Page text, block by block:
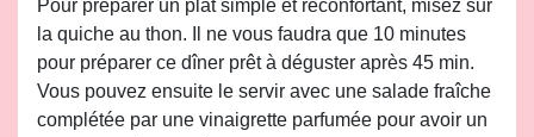
Pour préparer un plat simple et réconfortant, misez sur
la quiche au thon. Il ne vous faudra que 10 minutes
pour préparer ce dîner prêt à déguster après 45 min.
Vous pouvez ensuite le servir avec une salade fraîche
complétée par une vinaigrette parfumée pour avoir un